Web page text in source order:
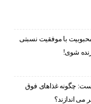
با موفقیت نسبتی
شوی!
چگونه غذاهای فوق
اندازند؟